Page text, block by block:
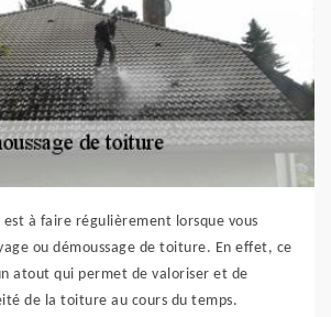
à faire régulièrement lorsque vous
ou démoussage de toiture. En effet, ce
atout qui permet de valoriser et de
de la toiture au cours du temps.